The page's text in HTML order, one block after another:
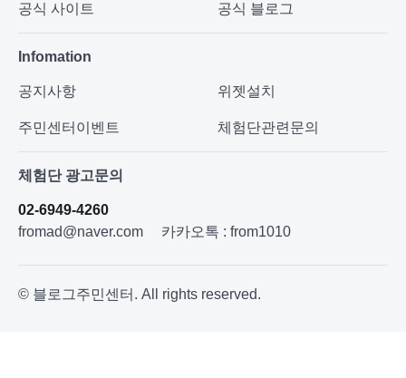
공식 사이트 공식 블로그
Infomation
공지사항 위젯설치
주민센터이벤트 체험단관련문의
체험단 광고문의
02-6949-4260
fromad@naver.com
카카오톡 : from1010
© 블로그주민센터. All rights reserved.